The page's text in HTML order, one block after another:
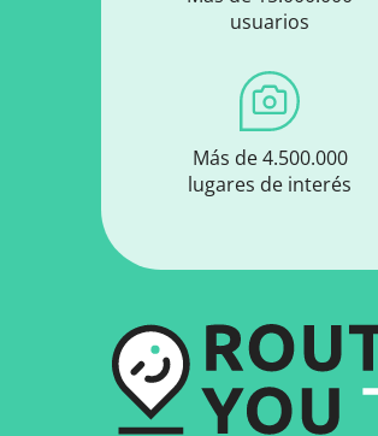
usuarios
Más de 4.500.000
lugares de interés